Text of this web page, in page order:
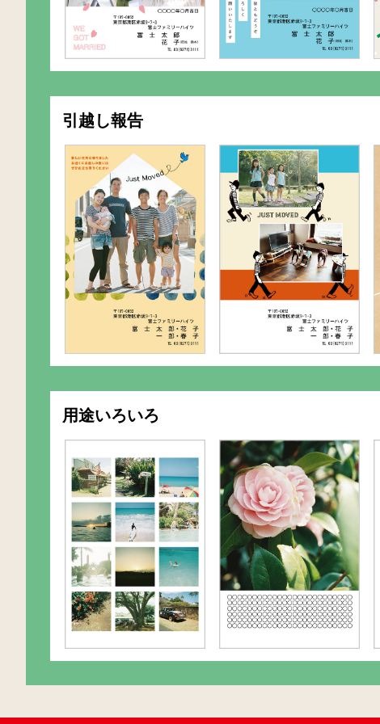
引越し報告
用途いろいろ